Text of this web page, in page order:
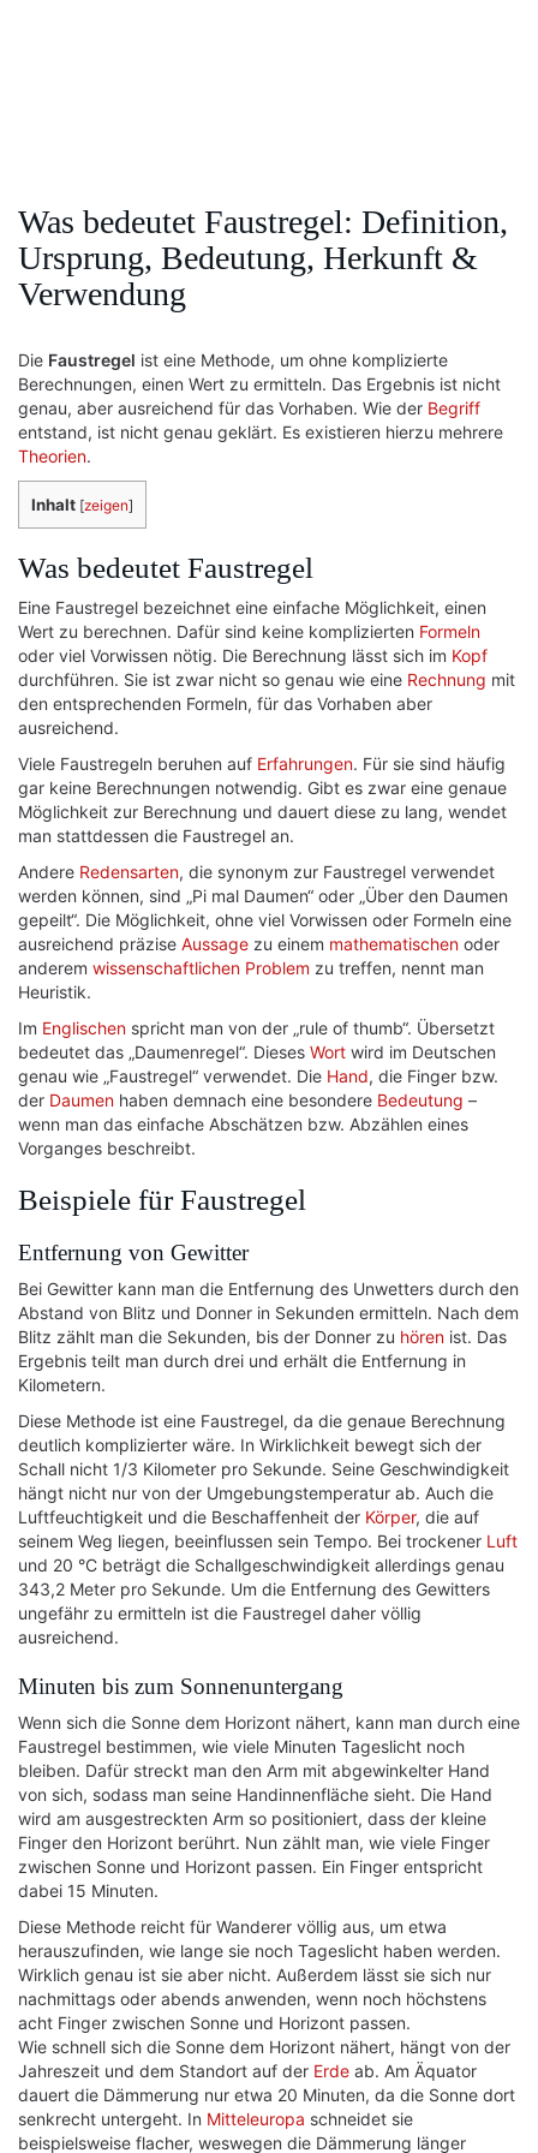
Was bedeutet Faustregel: Definition,
Ursprung, Bedeutung, Herkunft &
Verwendung
Die Faustregel ist eine Methode, um ohne komplizierte
Berechnungen, einen Wert zu ermitteln. Das Ergebnis ist nicht
genau, aber ausreichend für das Vorhaben. Wie der Begriff
entstand, ist nicht genau geklärt. Es existieren hierzu mehrere
Theorien.
Inhalt [zeigen]
Was bedeutet Faustregel
Eine Faustregel bezeichnet eine einfache Möglichkeit, einen
Wert zu berechnen. Dafür sind keine komplizierten Formeln
oder viel Vorwissen nötig. Die Berechnung lässt sich im Kopf
durchführen. Sie ist zwar nicht so genau wie eine Rechnung mit
den entsprechenden Formeln, für das Vorhaben aber
ausreichend.
Viele Faustregeln beruhen auf Erfahrungen. Für sie sind häufig
gar keine Berechnungen notwendig. Gibt es zwar eine genaue
Möglichkeit zur Berechnung und dauert diese zu lang, wendet
man stattdessen die Faustregel an.
Andere Redensarten, die synonym zur Faustregel verwendet
werden können, sind „Pi mal Daumen“ oder „Über den Daumen
gepeilt“. Die Möglichkeit, ohne viel Vorwissen oder Formeln eine
ausreichend präzise Aussage zu einem mathematischen oder
anderem wissenschaftlichen Problem zu treffen, nennt man
Heuristik.
Im Englischen spricht man von der „rule of thumb“. Übersetzt
bedeutet das „Daumenregel“. Dieses Wort wird im Deutschen
genau wie „Faustregel“ verwendet. Die Hand, die Finger bzw.
der Daumen haben demnach eine besondere Bedeutung –
wenn man das einfache Abschätzen bzw. Abzählen eines
Vorganges beschreibt.
Beispiele für Faustregel
Entfernung von Gewitter
Bei Gewitter kann man die Entfernung des Unwetters durch den
Abstand von Blitz und Donner in Sekunden ermitteln. Nach dem
Blitz zählt man die Sekunden, bis der Donner zu hören ist. Das
Ergebnis teilt man durch drei und erhält die Entfernung in
Kilometern.
Diese Methode ist eine Faustregel, da die genaue Berechnung
deutlich komplizierter wäre. In Wirklichkeit bewegt sich der
Schall nicht 1/3 Kilometer pro Sekunde. Seine Geschwindigkeit
hängt nicht nur von der Umgebungstemperatur ab. Auch die
Luftfeuchtigkeit und die Beschaffenheit der Körper, die auf
seinem Weg liegen, beeinflussen sein Tempo. Bei trockener Luft
und 20 °C beträgt die Schallgeschwindigkeit allerdings genau
343,2 Meter pro Sekunde. Um die Entfernung des Gewitters
ungefähr zu ermitteln ist die Faustregel daher völlig
ausreichend.
Minuten bis zum Sonnenuntergang
Wenn sich die Sonne dem Horizont nähert, kann man durch eine
Faustregel bestimmen, wie viele Minuten Tageslicht noch
bleiben. Dafür streckt man den Arm mit abgewinkelter Hand
von sich, sodass man seine Handinnenfläche sieht. Die Hand
wird am ausgestreckten Arm so positioniert, dass der kleine
Finger den Horizont berührt. Nun zählt man, wie viele Finger
zwischen Sonne und Horizont passen. Ein Finger entspricht
dabei 15 Minuten.
Diese Methode reicht für Wanderer völlig aus, um etwa
herauszufinden, wie lange sie noch Tageslicht haben werden.
Wirklich genau ist sie aber nicht. Außerdem lässt sie sich nur
nachmittags oder abends anwenden, wenn noch höchstens
acht Finger zwischen Sonne und Horizont passen.
Wie schnell sich die Sonne dem Horizont nähert, hängt von der
Jahreszeit und dem Standort auf der Erde ab. Am Äquator
dauert die Dämmerung nur etwa 20 Minuten, da die Sonne dort
senkrecht untergeht. In Mitteleuropa schneidet sie
beispielsweise flacher, weswegen die Dämmerung länger